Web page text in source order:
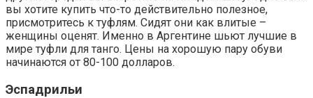
вы хотите купить что-то действительно полезное,
присмотритесь к туфлям. Сидят они как влитые –
женщины оценят. Именно в Аргентине шьют лучшие в
мире туфли для танго. Цены на хорошую пару обуви
начинаются от 80-100 долларов.
Эспадрильи